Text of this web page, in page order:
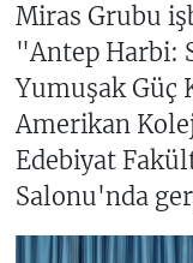
Miras Grubu
"Antep Harbi:
Yumuşak Güç
Amerikan
Edebiyat
Salonu'nda